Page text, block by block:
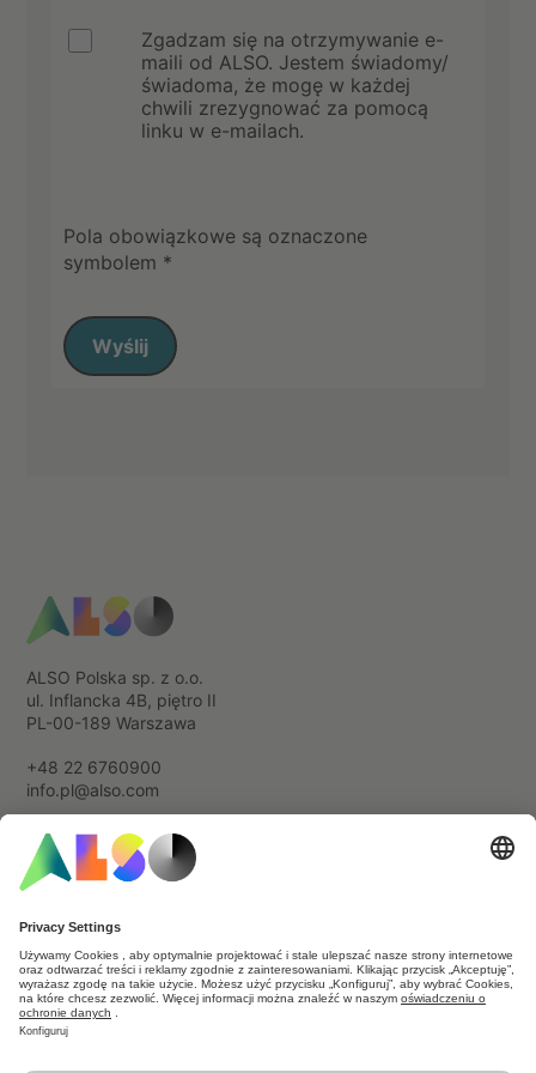
Zgadzam się na otrzymywanie e-
maili od ALSO. Jestem świadomy/
świadoma, że mogę w każdej
chwili zrezygnować za pomocą
linku w e-mailach.
Pola obowiązkowe są oznaczone
symbolem *
Wyślij
ALSO Polska sp. z o.o.
ul. Inflancka 4B, piętro II
PL-00-189 Warszawa
+48 22 6760900
info.pl@also.com
Cookie & Third Party List
Data Privacy Statement
Terms of use
General terms and conditions
Newsletter